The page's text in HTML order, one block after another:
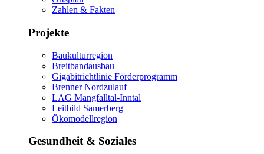
Zahlen & Fakten
Projekte
Baukulturregion
Breitbandausbau
Gigabitrichtlinie Förderprogramm
Brenner Nordzulauf
LAG Mangfalltal-Inntal
Leitbild Samerberg
Ökomodellregion
Gesundheit & Soziales